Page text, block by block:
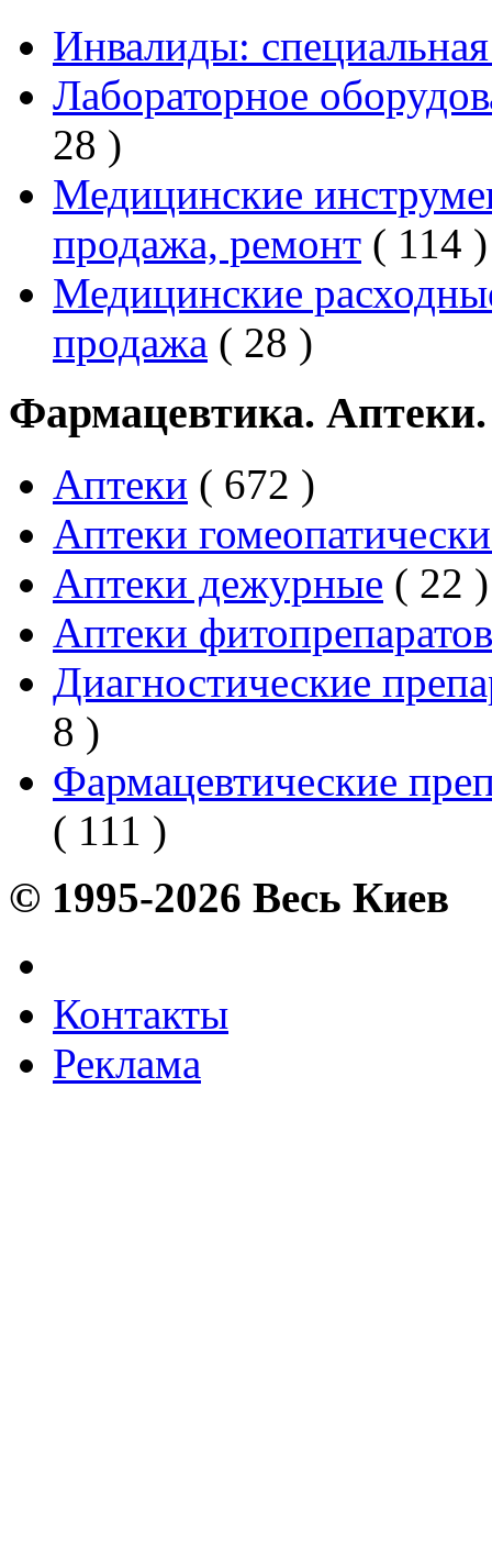
Инвалиды:
Лабораторное
28 )
Медицинские
продажа, ремонт ( 114 )
Медицинские
продажа ( 28 )
Фармацевтика.
Аптеки ( 672 )
Аптеки
Аптеки дежурные ( 22 )
Аптеки фитопрепаратов
Диагностические
8 )
Фармацевтические
( 111 )
© 1995-2026 Весь Киев
Контакты
Реклама